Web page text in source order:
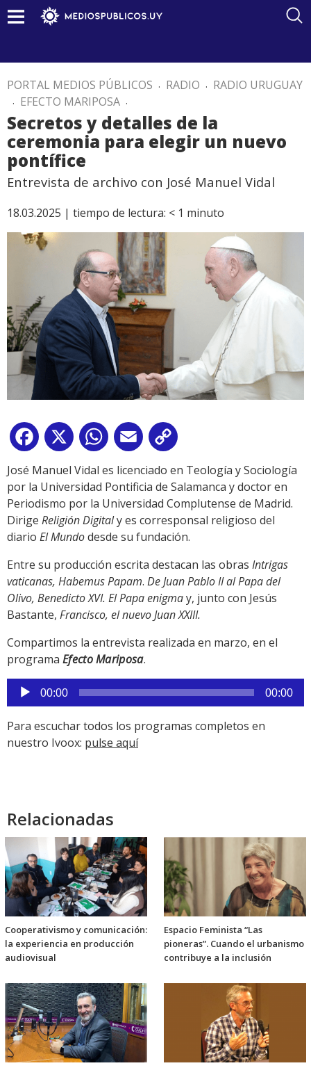
PORTAL MEDIOS PÚBLICOS . RADIO . RADIO URUGUAY
. EFECTO MARIPOSA .
Secretos y detalles de la
ceremonia para elegir un nuevo
pontífice
Entrevista de archivo con José Manuel Vidal
18.03.2025 | tiempo de lectura: < 1 minuto
Facebook
X WhatsApp
Email
Link
José Manuel Vidal es licenciado en Teología y Sociología
por la Universidad Pontificia de Salamanca y doctor en
Periodismo por la Universidad Complutense de Madrid.
Dirige Religión Digitaly es corresponsal religioso del
diario El Mundodesde su fundación.
Entre su producción escrita destacan las obras Intrigas
vaticanas, Habemus Papam. De Juan Pablo II al Papa del
Olivo, Benedicto XVI. El Papa enigmay, junto con Jesús
Bastante, Francisco, el nuevo Juan XXIII.
Compartimos la entrevista realizada en marzo, en el
programa Efecto Mariposa.
Reproductor
de
audio
00:00 00:00
Para escuchar todos los programas completos en
nuestro Ivoox: pulse aquí
Relacionadas
Cooperativismo y comunicación:
la experiencia en producción
audiovisual
Espacio Feminista “Las
pioneras”. Cuando el urbanismo
contribuye a la inclusión